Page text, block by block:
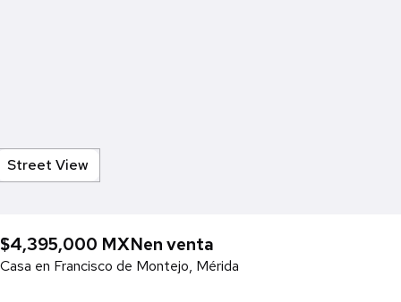
Street View
$4,395,000 MXNen venta
Casa en Francisco de Montejo, Mérida